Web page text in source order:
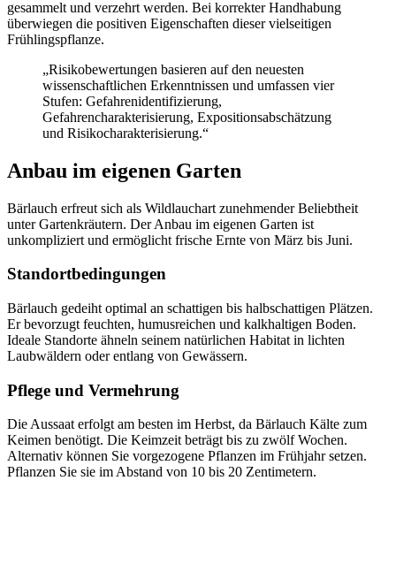
gesammelt und verzehrt werden. Bei korrekter Handhabung
überwiegen die positiven Eigenschaften dieser vielseitigen
Frühlingspflanze.
„Risikobewertungen basieren auf den neuesten
wissenschaftlichen Erkenntnissen und umfassen vier
Stufen: Gefahrenidentifizierung,
Gefahrencharakterisierung, Expositionsabschätzung
und Risikocharakterisierung.“
Anbau im eigenen Garten
Bärlauch erfreut sich als Wildlauchart zunehmender Beliebtheit
unter Gartenkräutern. Der Anbau im eigenen Garten ist
unkompliziert und ermöglicht frische Ernte von März bis Juni.
Standortbedingungen
Bärlauch gedeiht optimal an schattigen bis halbschattigen Plätzen.
Er bevorzugt feuchten, humusreichen und kalkhaltigen Boden.
Ideale Standorte ähneln seinem natürlichen Habitat in lichten
Laubwäldern oder entlang von Gewässern.
Pflege und Vermehrung
Die Aussaat erfolgt am besten im Herbst, da Bärlauch Kälte zum
Keimen benötigt. Die Keimzeit beträgt bis zu zwölf Wochen.
Alternativ können Sie vorgezogene Pflanzen im Frühjahr setzen.
Pflanzen Sie sie im Abstand von 10 bis 20 Zentimetern.